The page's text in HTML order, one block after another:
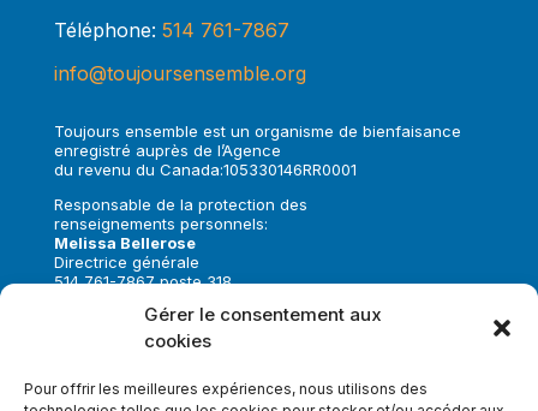
Gérer le consentement aux
cookies
Pour offrir les meilleures expériences, nous utilisons des
Téléphone: 514 761-7867
info@toujoursensemble.org
Toujours ensemble est un organisme de bienfaisance
enregistré auprès de l’Agence
du revenu du Canada:105330146RR0001
Responsable de la protection des
renseignements personnels:
Melissa Bellerose
Directrice générale
514 761-7867 poste 318